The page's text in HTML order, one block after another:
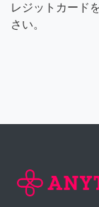
レジットカード
さい。